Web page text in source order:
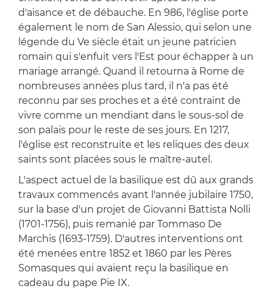
d'aisance et de débauche. En 986, l'église porte
également le nom de San Alessio, qui selon une
légende du Ve siècle était un jeune patricien
romain qui s'enfuit vers l'Est pour échapper à un
mariage arrangé. Quand il retourna à Rome de
nombreuses années plus tard, il n'a pas été
reconnu par ses proches et a été contraint de
vivre comme un mendiant dans le sous-sol de
son palais pour le reste de ses jours. En 1217,
l'église est reconstruite et les reliques des deux
saints sont placées sous le maître-autel.
L'aspect actuel de la basilique est dû aux grands
travaux commencés avant l'année jubilaire 1750,
sur la base d'un projet de Giovanni Battista Nolli
(1701-1756), puis remanié par Tommaso De
Marchis (1693-1759). D'autres interventions ont
été menées entre 1852 et 1860 par les Pères
Somasques qui avaient reçu la basilique en
cadeau du pape Pie IX.